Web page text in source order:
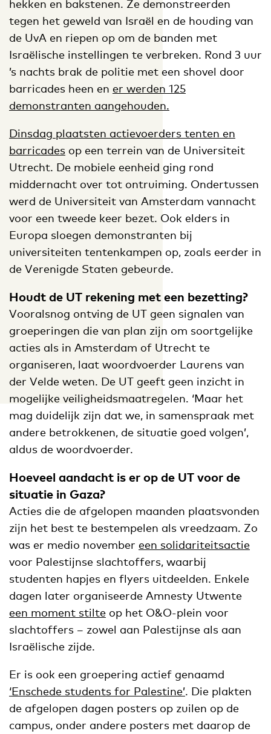
hekken en bakstenen. Ze demonstreerden
tegen het geweld van Israël en de houding van
de UvA en riepen op om de banden met
Israëlische instellingen te verbreken. Rond 3 uur
’s nachts brak de politie met een shovel door
barricades heen en er werden 125
demonstranten aangehouden.
Dinsdag plaatsten actievoerders tenten en
barricades op een terrein van de Universiteit
Utrecht. De mobiele eenheid ging rond
middernacht over tot ontruiming. Ondertussen
werd de Universiteit van Amsterdam vannacht
voor een tweede keer bezet. Ook elders in
Europa sloegen demonstranten bij
universiteiten tentenkampen op, zoals eerder in
de Verenigde Staten gebeurde.
Houdt de UT rekening met een bezetting?
Vooralsnog ontving de UT geen signalen van
groeperingen die van plan zijn om soortgelijke
acties als in Amsterdam of Utrecht te
organiseren, laat woordvoerder Laurens van
der Velde weten. De UT geeft geen inzicht in
mogelijke veiligheidsmaatregelen. ‘Maar het
mag duidelijk zijn dat we, in samenspraak met
andere betrokkenen, de situatie goed volgen’,
aldus de woordvoerder.
Hoeveel aandacht is er op de UT voor de
situatie in Gaza?
Acties die de afgelopen maanden plaatsvonden
zijn het best te bestempelen als vreedzaam. Zo
was er medio november een solidariteitsactie
voor Palestijnse slachtoffers, waarbij
studenten hapjes en flyers uitdeelden. Enkele
dagen later organiseerde Amnesty Utwente
een moment stilte op het O&O-plein voor
slachtoffers – zowel aan Palestijnse als aan
Israëlische zijde.
Er is ook een groepering actief genaamd
‘Enschede students for Palestine’. Die plakten
de afgelopen dagen posters op zuilen op de
campus, onder andere posters met daarop de